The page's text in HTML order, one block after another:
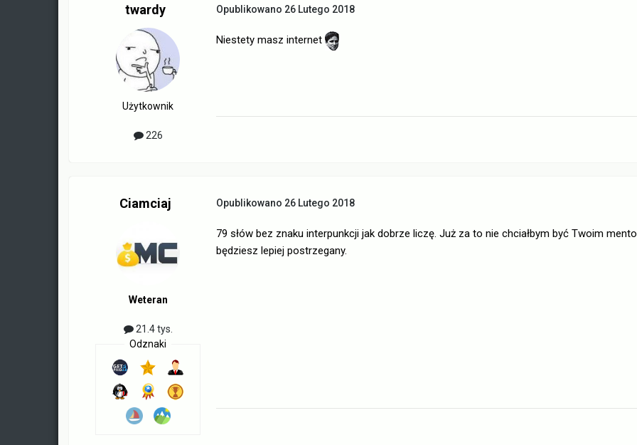
twardy
Użytkownik
226
Opublikowano 26 Lutego 2018
Niestety masz internet
Ciamciaj
Weteran
21.4 tys.
Odznaki
Opublikowano 26 Lutego 2018
79 słów bez znaku interpunkcji jak dobrze liczę. Już za to nie chciałbym być Twoim
będziesz lepiej postrzegany.